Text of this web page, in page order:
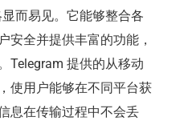
而易见。它能够整合各
安全并提供丰富的功能，
Telegram 提供的从移动
使用户能够在不同平台获
息在传输过程中不会丢